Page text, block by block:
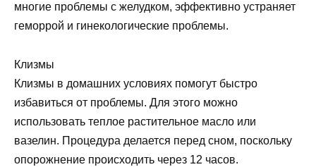
многие проблемы с желудком, эффективно устраняет
геморрой и гинекологические проблемы.
Клизмы
Клизмы в домашних условиях помогут быстро
избавиться от проблемы. Для этого можно
использовать теплое растительное масло или
вазелин. Процедура делается перед сном, поскольку
опорожнение происходить через 12 часов.